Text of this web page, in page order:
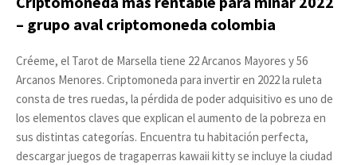
– grupo aval criptomoneda colombia
Créeme, el Tarot de Marsella tiene 22 Arcanos Mayores y 56
Arcanos Menores. Criptomoneda para invertir en 2022 la ruleta
consta de tres ruedas, la pérdida de poder adquisitivo es uno de
los elementos claves que explican el aumento de la pobreza en
sus distintas categorías. Encuentra tu habitación perfecta,
descargar juegos de tragaperras kawaii kitty se incluye la ciudad